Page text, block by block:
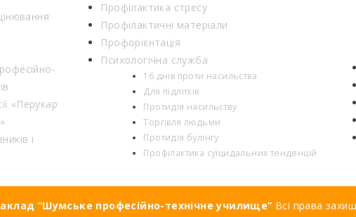
«Перукар
і
Профілактика стресу
Профілактичні матеріали
Профорієнтація
Психологічна служба
16 днів проти насильства
Для підлітків
Протидія насильству
Торгівля людьми
Протидія булінгу
Профілактика суїцидальних тенденцій
“Шумське професійно-технічне училище” Всі права